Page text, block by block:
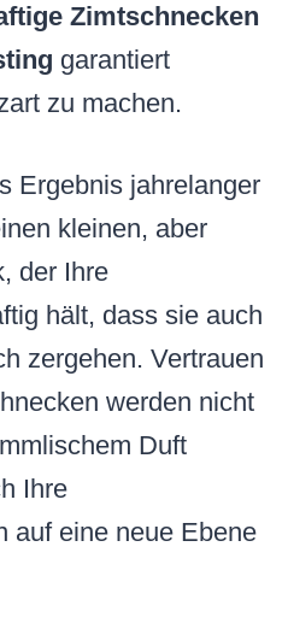
Zimtschnecken
garantiert
zu machen.
Ergebnis jahrelanger
kleinen, aber
der Ihre
hält, dass sie auch
zergehen. Vertrauen
werden nicht
Duft
Ihre
auf eine neue Ebene